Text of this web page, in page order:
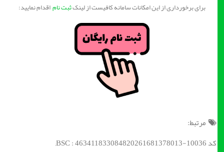
برای برخورداری از این امکانات سامانه کافیست از لینکثبت ناماقدام نمایید:
مرتبط:
کد BSC : 463411833084820261681378013-10036;